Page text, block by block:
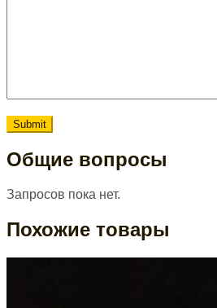
Общие вопросы
Запросов пока нет.
Похожие товары